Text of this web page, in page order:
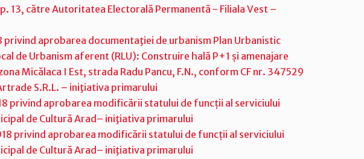
13, către Autoritatea Electorală Permanentă - Filiala Vest –
aprobarea documentaţiei de urbanism Plan Urbanistic
de Urbanism aferent (RLU): Construire hală P+1 și amenajare
Micălaca I Est, strada Radu Pancu, F.N., conform CF nr. 347529
S.R.L. – iniţiativa primarului
privind aprobarea modificării statului de funcții al serviciului
de Cultură Arad– iniţiativa primarului
privind aprobarea modificării statului de funcții al serviciului
de Cultură Arad– iniţiativa primarului